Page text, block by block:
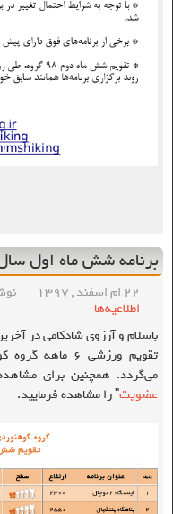
برنامه شش ماه اول سال
۲۲ ام اسفند , ۱۳۹۷
اطلاعیه‌ها
باسلام و آرزوی شادکامی در
تقویم ورزشی ۶
می‌گردد. همچنین برای
عضویت" را مشاهده فرمایید.